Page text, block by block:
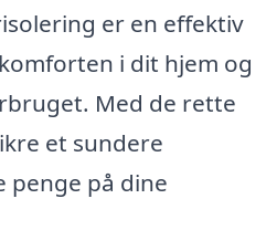
er en effektiv
i dit hjem og
Med de rette
et sundere
penge på dine